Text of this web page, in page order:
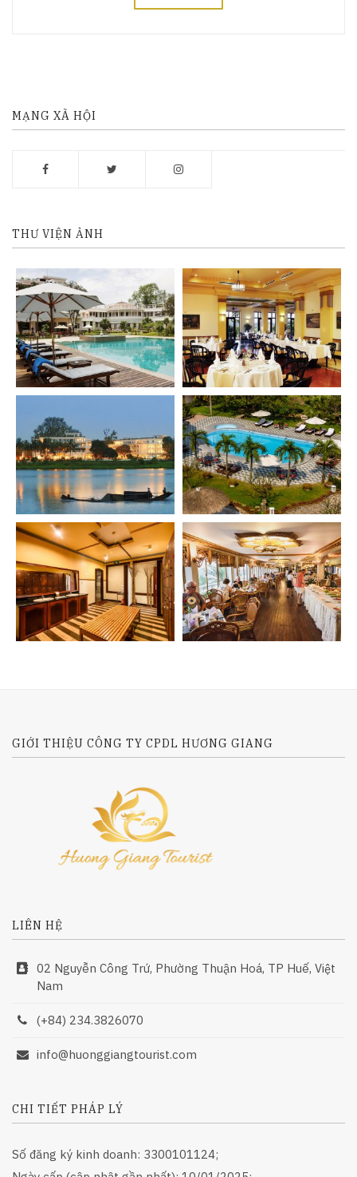
MẠNG XÃ HỘI
THƯ VIỆN ẢNH
GIỚI THIỆU CÔNG TY CPDL HƯƠNG GIANG
LIÊN HỆ
02 Nguyễn Công Trứ, Phường Thuận Hoá, TP Huế, Việt
Nam
(+84) 234.3826070
info@huonggiangtourist.com
CHI TIẾT PHÁP LÝ
Số đăng ký kinh doanh: 3300101124;